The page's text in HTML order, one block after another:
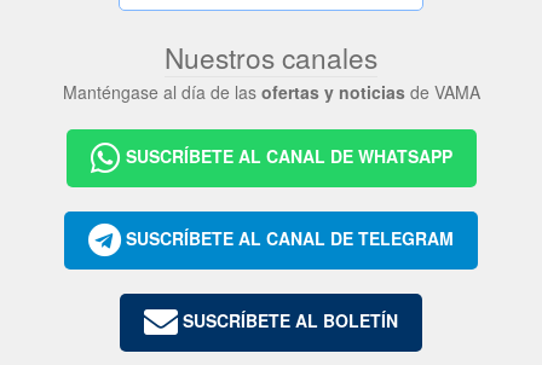
Nuestros canales
Manténgase al día de las ofertas y noticiasde VAMA
SUSCRÍBETE AL CANAL DE WHATSAPP
SUSCRÍBETE AL CANAL DE TELEGRAM
SUSCRÍBETE AL BOLETÍN